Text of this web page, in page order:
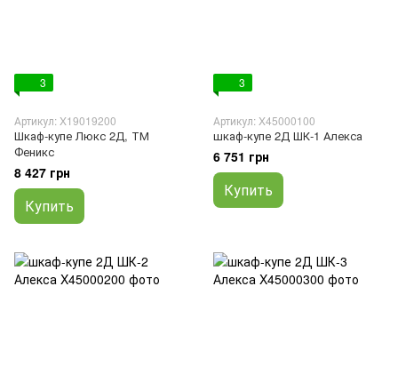
3
Артикул: X19019200
Шкаф-купе Люкс 2Д, ТМ
Феникс
8 427 грн
Купить
3
Артикул: X45000100
шкаф-купе 2Д ШК-1 Алекса
6 751 грн
Купить